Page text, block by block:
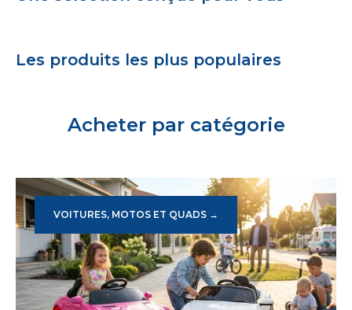
Les produits les plus populaires
Acheter par catégorie
VOITURES, MOTOS ET QUADS →